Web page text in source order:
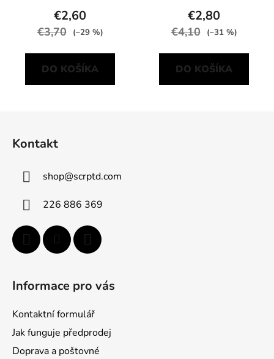
€2,60
€3,70 (–29 %)
DO KOŠÍKA
€2,80
€4,10 (–31 %)
DO KOŠÍKA
Kontakt
shop@scrptd.com
226 886 369
Informace pro vás
Kontaktní formulář
Jak funguje předprodej
Doprava a poštovné